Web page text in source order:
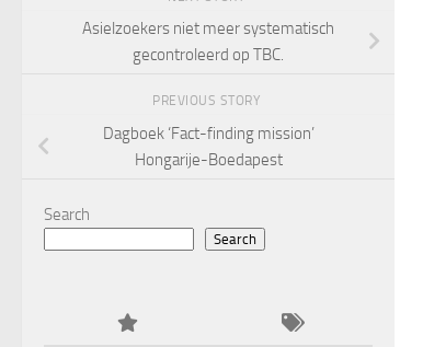
Asielzoekers niet meer systematisch
gecontroleerd op TBC.
PREVIOUS STORY
Dagboek ‘Fact-finding mission’
Hongarije-Boedapest
Search
Search